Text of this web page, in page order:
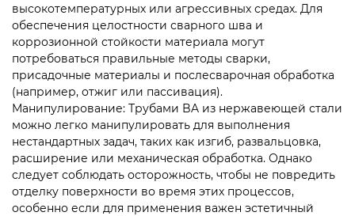
высокотемпературных или агрессивных средах. Для
обеспечения целостности сварного шва и
коррозионной стойкости материала могут
потребоваться правильные методы сварки,
присадочные материалы и послесварочная обработка
(например, отжиг или пассивация).
Манипулирование: Трубами BA из нержавеющей стали
можно легко манипулировать для выполнения
нестандартных задач, таких как изгиб, развальцовка,
расширение или механическая обработка. Однако
следует соблюдать осторожность, чтобы не повредить
отделку поверхности во время этих процессов,
особенно если для применения важен эстетичный